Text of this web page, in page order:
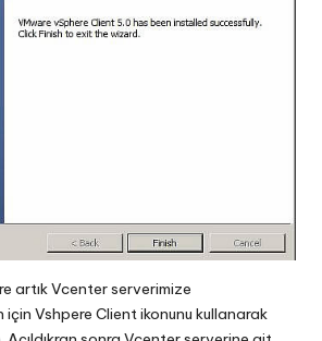
artık Vcenter serverimize
Vshpere Client ikonunu kullanarak